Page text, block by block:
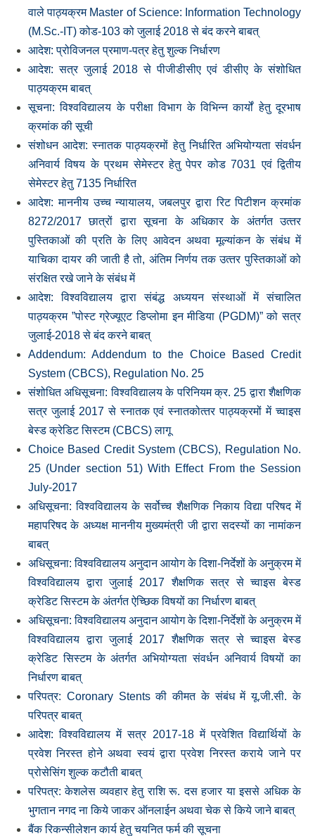
वाले पाठ्यक्रम Master of Science: Information Technology
(M.Sc.-IT) कोड-103 को जुलाई 2018 से बंद करने बाबत्
आदेश: प्रोविजनल प्रमाण-पत्र हेतु शुल्‍क निर्धारण
आदेश: सत्र जुलाई 2018 से पीजीडीसीए एवं डीसीए के संशोधित
पाठ्यक्रम बाबत्
सूचना: विश्‍वविद्यालय के परीक्षा विभाग के विभिन्‍न कार्यों हेतु दूरभाष
क्रमांक की सूची
संशोधन आदेश: स्‍नातक पाठ्यक्रमों हेतु निर्धारित अभियोग्‍यता संवर्धन
अनिवार्य विषय के प्रथम सेमेस्‍टर हेतु पेपर कोड 7031 एवं द्वितीय
सेमेस्‍टर हेतु 7135 निर्धारित
आदेश: माननीय उच्‍च न्‍यायालय, जबलपुर द्वारा रिट पिटीशन क्रमांक
8272/2017 छात्रों द्वारा सूचना के अधिकार के अंतर्गत उत्‍तर
पुस्तिकाओं की प्रति के लिए आवेदन अथवा मूल्‍यांकन के संबंध में
याचिका दायर की जाती है तो, अंतिम निर्णय तक उत्‍तर पुस्तिकाओं को
संरक्षित रखे जाने के संबंध में
आदेश: विश्‍वविद्यालय द्वारा संबंद्ध अध्‍ययन संस्‍थाओं में संचालित
पाठ्यक्रम ”पोस्‍ट ग्रेज्‍यूएट डिप्‍लोमा इन मीडिया (PGDM)” को सत्र
जुलाई-2018 से बंद करने बाबत्
Addendum: Addendum to the Choice Based Credit
System (CBCS), Regulation No. 25
संशोधित अधिसूचना: विश्‍वविद्यालय के परिनियम क्र. 25 द्वारा शैक्षणिक
सत्र जुलाई 2017 से स्‍नातक एवं स्‍नातकोत्‍तर पाठ्यक्रमों में च्‍वाइस
बेस्‍ड क्रेडिट सिस्‍टम (CBCS) लागू
Choice Based Credit System (CBCS), Regulation No.
25 (Under section 51) With Effect From the Session
July-2017
अधिसूचना: विश्‍वविद्यालय के सर्वोच्‍च शैक्षणिक निकाय विद्या परिषद में
महापरिषद के अध्‍यक्ष माननीय मुख्‍यमंत्री जी द्वारा सदस्‍यों का नामांकन
बाबत्
अधिसूचना: विश्‍वविद्यालय अनुदान आयोग के दिशा-निर्देशों के अनुक्रम में
विश्‍वविद्यालय द्वारा जुलाई 2017 शैक्षणिक सत्र से च्‍वाइस बेस्‍ड
क्रेडिट सिस्‍टम के अंतर्गत ऐच्छिक विषयों का निर्धारण बाबत्
अधिसूचना: विश्‍वविद्यालय अनुदान आयोग के दिशा-निर्देशों के अनुक्रम में
विश्‍वविद्यालय द्वारा जुलाई 2017 शैक्षणिक सत्र से च्‍वाइस बेस्‍ड
क्रेडिट सिस्‍टम के अंतर्गत अभियोग्‍यता संवर्धन अनिवार्य विषयों का
निर्धारण बाबत्
परिपत्र: Coronary Stents की कीमत के संबंध में यू.जी.सी. के
परिपत्र बाबत्
आदेश: विश्‍वविद्यालय में सत्र 2017-18 में प्रवेशित विद्यार्थियों के
प्रवेश निरस्‍त होने अथवा स्‍वयं द्वारा प्रवेश निरस्‍त कराये जाने पर
प्रोसेसिंग शुल्‍क कटौती बाबत्
परिपत्र: केशलेस व्‍यवहार हेतु राशि रू. दस हजार या इससे अधिक के
भुगतान नगद ना किये जाकर ऑनलाईन अथवा चेक से किये जाने बाबत्
बैंक रिकन्‍सीलेशन कार्य हेतु चयनित फर्म की सूचना